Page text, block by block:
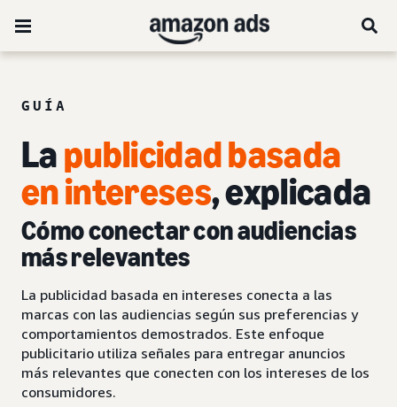
GUÍA
Lapublicidad basada
en intereses, explicada
Cómo conectar con audiencias
más relevantes
La publicidad basada en intereses conecta a las
marcas con las audiencias según sus preferencias y
comportamientos demostrados. Este enfoque
publicitario utiliza señales para entregar anuncios
más relevantes que conecten con los intereses de los
consumidores.